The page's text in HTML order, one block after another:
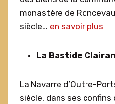
monastère de
siècle… en savoir plus
La Bastide
La Navarre d’Outre-
siècle, dans ses